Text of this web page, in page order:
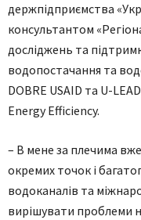
держпідприємства
консультантом
досліджень та
водопостачання та
DOBRE USAID та U-
Energy Efficiency.
– В мене за плечима вже
окремих точок і
водоканалів та
вирішувати проблеми